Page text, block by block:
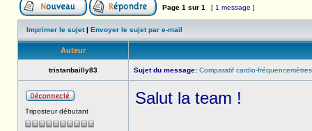
Page 1 sur 1 [ 1 message ]
Imprimer le sujet| Envoyer le sujet par e-mail
Auteur
tristanbailly83 Sujet du message: Comparatif cardio-
Triposteur débutant
Salut la team !